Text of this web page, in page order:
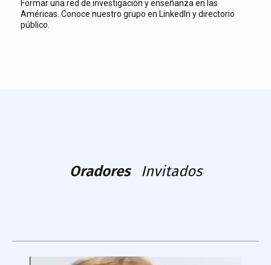
Formar una red de investigación y enseñanza en las
Américas. Conoce nuestro grupo en LinkedIn y directorio
público.
Oradores Invitados